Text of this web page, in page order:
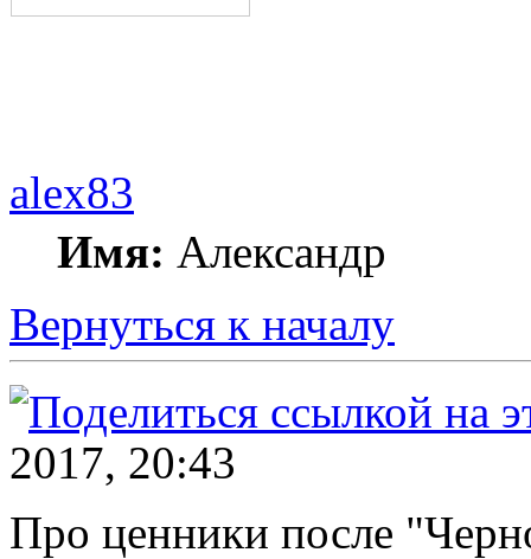
alex83
Имя: Александр
Вернуться к началу
2017, 20:43
Про ценники после